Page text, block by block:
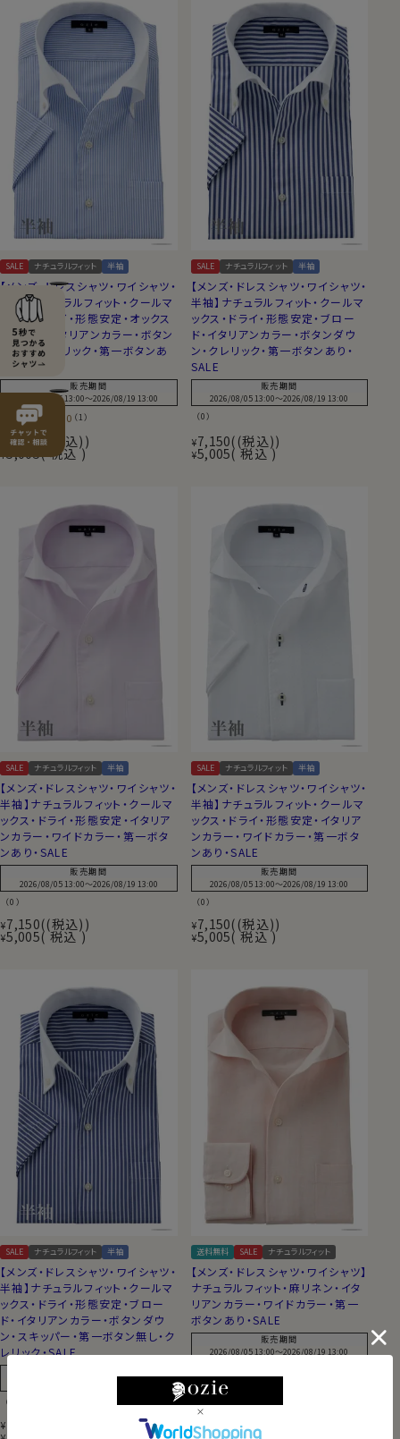
SALE ナチュラルフィット 半袖
【メンズ・ドレスシャツ・ワイシャツ・
半袖】ナチュラルフィット・クールマ
ックス・ドライ・形態安定・オックス
フォード・イタリアンカラー・ボタン
ダウン・クレリック・第一ボタンあ
り・SALE
販売期間
2026/08/05 13:00〜2026/08/19 13:00
5.00 （1）
7,150 (税込)
¥5,005 税込
SALE ナチュラルフィット 半袖
【メンズ・ドレスシャツ・ワイシャツ・
半袖】ナチュラルフィット・クールマ
ックス・ドライ・形態安定・ブロー
ド・イタリアンカラー・ボタンダウ
ン・クレリック・第一ボタンあり・
SALE
販売期間
2026/08/05 13:00〜2026/08/19 13:00
（0）
¥7,150 (税込)
¥5,005 税込
SALE ナチュラルフィット 半袖
【メンズ・ドレスシャツ・ワイシャツ・
半袖】ナチュラルフィット・クールマ
ックス・ドライ・形態安定・イタリア
ンカラー・ワイドカラー・第一ボタ
ンあり・SALE
販売期間
2026/08/05 13:00〜2026/08/19 13:00
（0）
¥7,150 (税込)
¥5,005 税込
SALE ナチュラルフィット 半袖
【メンズ・ドレスシャツ・ワイシャツ・
半袖】ナチュラルフィット・クールマ
ックス・ドライ・形態安定・イタリア
ンカラー・ワイドカラー・第一ボタ
ンあり・SALE
販売期間
2026/08/05 13:00〜2026/08/19 13:00
（0）
¥7,150 (税込)
¥5,005 税込
SALE ナチュラルフィット 半袖
【メンズ・ドレスシャツ・ワイシャツ・
半袖】ナチュラルフィット・クールマ
ックス・ドライ・形態安定・ブロー
ド・イタリアンカラー・ボタンダウ
ン・スキッパー・第一ボタン無し・ク
レリック・SALE
（0）
¥
送料無料 SALE ナチュラルフィット
【メンズ・ドレスシャツ・ワイシャツ】
ナチュラルフィット・麻リネン・イタ
リアンカラー・ワイドカラー・第一
ボタンあり・SALE
販売期間
2026/08/05 13:00〜2026/08/19 13:00
¥11,000 (税込)